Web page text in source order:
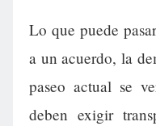
Lo que puede
a un acuerdo, la
paseo actual se
deben exigir